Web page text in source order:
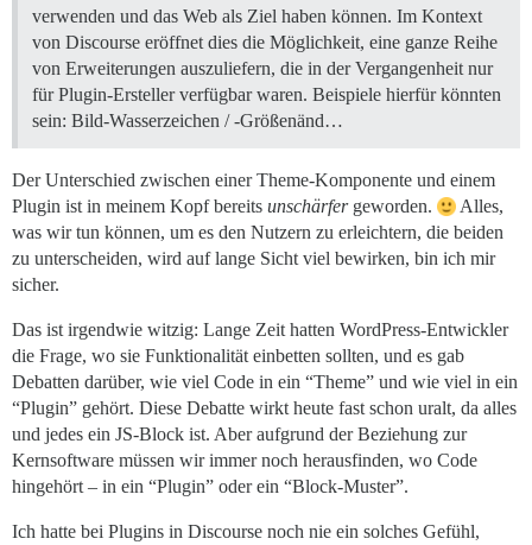
verwenden und das Web als Ziel haben können. Im Kontext
von Discourse eröffnet dies die Möglichkeit, eine ganze Reihe
von Erweiterungen auszuliefern, die in der Vergangenheit nur
für Plugin-Ersteller verfügbar waren. Beispiele hierfür könnten
sein: Bild-Wasserzeichen / -Größenänd…
Der Unterschied zwischen einer Theme-Komponente und einem
Plugin ist in meinem Kopf bereits unschärfergeworden.
Alles,
was wir tun können, um es den Nutzern zu erleichtern, die beiden
zu unterscheiden, wird auf lange Sicht viel bewirken, bin ich mir
sicher.
Das ist irgendwie witzig: Lange Zeit hatten WordPress-Entwickler
die Frage, wo sie Funktionalität einbetten sollten, und es gab
Debatten darüber, wie viel Code in ein “Theme” und wie viel in ein
“Plugin” gehört. Diese Debatte wirkt heute fast schon uralt, da alles
und jedes ein JS-Block ist. Aber aufgrund der Beziehung zur
Kernsoftware müssen wir immer noch herausfinden, wo Code
hingehört – in ein “Plugin” oder ein “Block-Muster”.
Ich hatte bei Plugins in Discourse noch nie ein solches Gefühl,